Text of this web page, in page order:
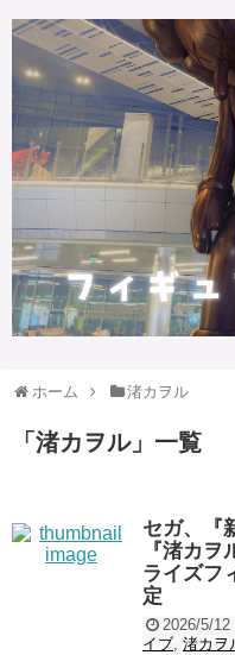
ホーム 渚カヲル
「 渚カヲル」 一覧
セガ、『
『渚カ
ライズフ
定
2026/5/12
イブ, 渚カヲ